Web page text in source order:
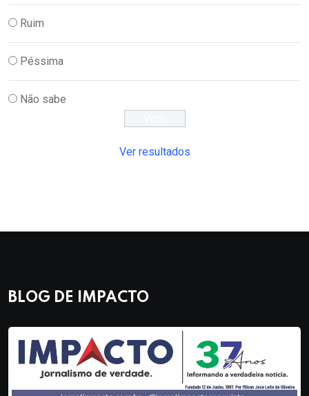
Ruim
Péssima
Não sabe
Ver resultados
BLOG DE IMPACTO